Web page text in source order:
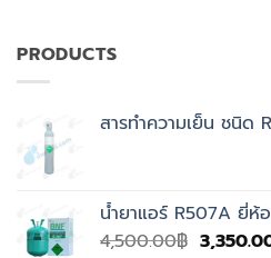
PRODUCTS
สารทำความเย็น ชนิด
น้ำยาแอร์ R507A ยี่ห้
4,500.00฿ Original